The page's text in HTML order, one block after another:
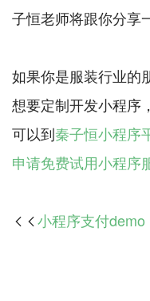
子恒老师将跟你分享
如果你是服装行业的
想要定制开发小程序，
可以到秦子恒小程序
申请免费试用小程序
 小程序支付